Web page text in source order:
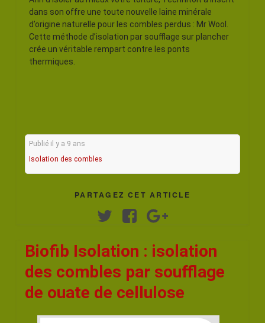
dans son offre une toute nouvelle laine minérale
d’origine naturelle pour les combles perdus : Mr Wool.
Cette méthode d’isolation par soufflage sur plancher
crée un véritable rempart contre les ponts
thermiques.
Publié il y a 9 ans
Isolation des combles
PARTAGEZ CET ARTICLE
Twitter Facebook
Biofib Isolation : isolation
des combles par soufflage
de ouate de cellulose